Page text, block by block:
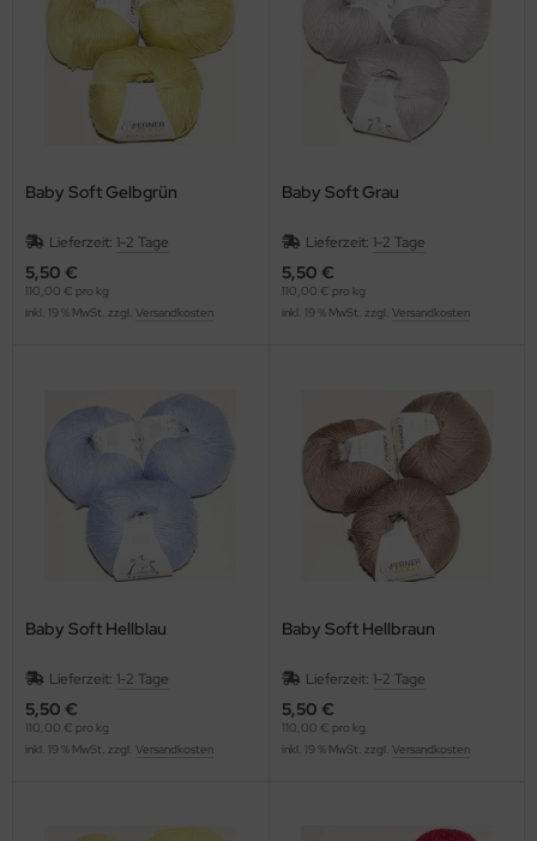
Baby Soft Gelbgrün
Lieferzeit: 1-2 Tage
5,50 €
110,00 € pro kg
inkl. 19 % MwSt. zzgl. Versandkosten
Baby Soft Grau
Lieferzeit: 1-2 Tage
5,50 €
110,00 € pro kg
inkl. 19 % MwSt. zzgl. Versandkosten
Baby Soft Hellblau
Lieferzeit: 1-2 Tage
5,50 €
110,00 € pro kg
inkl. 19 % MwSt. zzgl. Versandkosten
Baby Soft Hellbraun
Lieferzeit: 1-2 Tage
5,50 €
110,00 € pro kg
inkl. 19 % MwSt. zzgl. Versandkosten